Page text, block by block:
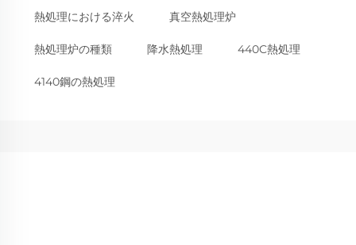
熱処理における淬火 真空熱処理炉
熱処理炉の種類 降水熱処理 440C熱処理
4140鋼の熱処理